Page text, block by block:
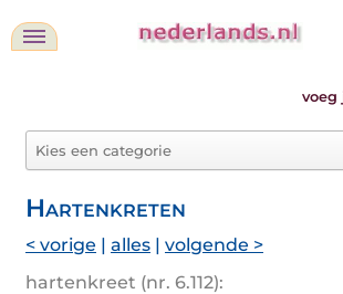
voeg
Hartenkreten
< vorige | alles | volgende >
hartenkreet (nr. 6.112):